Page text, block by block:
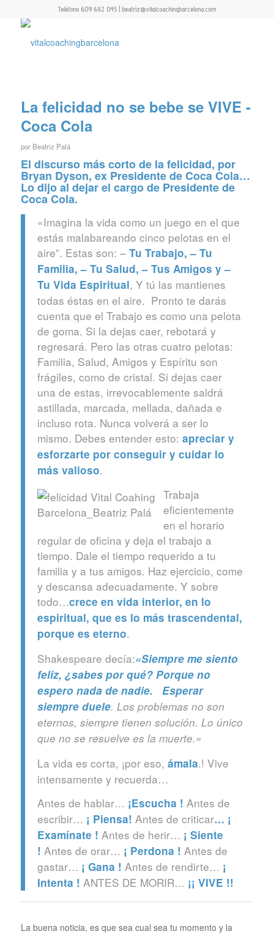
Teléfono 609 682 045 | beatriz@vitalcoachingbarcelona.com
La felicidad no se bebe se VIVE -
Coca Cola
por Beatriz Palá
El discurso más corto de la felicidad, por
Bryan Dyson, ex Presidente de Coca Cola…
Lo dijo al dejar el cargo de Presidente de
Coca Cola.
«Imagina la vida como un juego en el que
estás malabareando cinco pelotas en el
aire”. Estas son: – Tu Trabajo, – Tu
Familia, – Tu Salud, – Tus Amigos y –
Tu Vida Espiritual, Y tú las mantienes
todas éstas en el aire. Pronto te darás
cuenta que el Trabajo es como una pelota
de goma. Si la dejas caer, rebotará y
regresará. Pero las otras cuatro pelotas:
Familia, Salud, Amigos y Espíritu son
frágiles, como de cristal. Si dejas caer
una de estas, irrevocablemente saldrá
astillada, marcada, mellada, dañada e
incluso rota. Nunca volverá a ser lo
mismo. Debes entender esto: apreciar y
esforzarte por conseguir y cuidar lo
más valioso.
Trabaja
eficientemente
en el horario
regular de oficina y deja el trabajo a
tiempo. Dale el tiempo requerido a tu
familia y a tus amigos. Haz ejercicio, come
y descansa adecuadamente. Y sobre
todo…crece en vida interior, en lo
espiritual, que es lo más trascendental,
porque es eterno.
Shakespeare decía:«Siempre me siento
feliz, ¿sabes por qué? Porque no
espero nada de nadie. Esperar
siempre duele. Los problemas no son
eternos, siempre tienen solución. Lo único
que no se resuelve es la muerte.»
La vida es corta, ¡por eso, ámala.! Vive
intensamente y recuerda…
Antes de hablar… ¡Escucha ! Antes de
escribir… ¡ Piensa! Antes de criticar… ¡
Examínate ! Antes de herir… ¡ Siente
! Antes de orar… ¡ Perdona ! Antes de
gastar… ¡ Gana ! Antes de rendirte… ¡
Intenta ! ANTES DE MORIR… ¡¡ VIVE !!
La buena noticia, es que sea cual sea tu momento y la